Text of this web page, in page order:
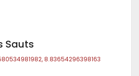
Sauts
8.83654296398163